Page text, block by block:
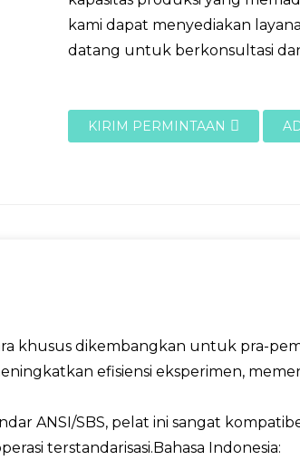
kami dapat menyediakan
datang untuk berkonsultasi
KIRIM PERMINTAAN
khusus dikembangkan untuk pra-
efisiensi eksperimen,
ANSI/SBS, pelat ini sangat
terstandarisasi.Bahasa Indonesia: